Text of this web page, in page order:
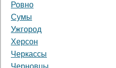
Ровно
Сумы
Ужгород
Херсон
Черкассы